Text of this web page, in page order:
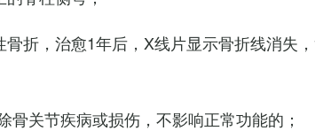
骨折，治愈1年后，X线片显示骨折线消失
骨关节疾病或损伤，不影响正常功能的；